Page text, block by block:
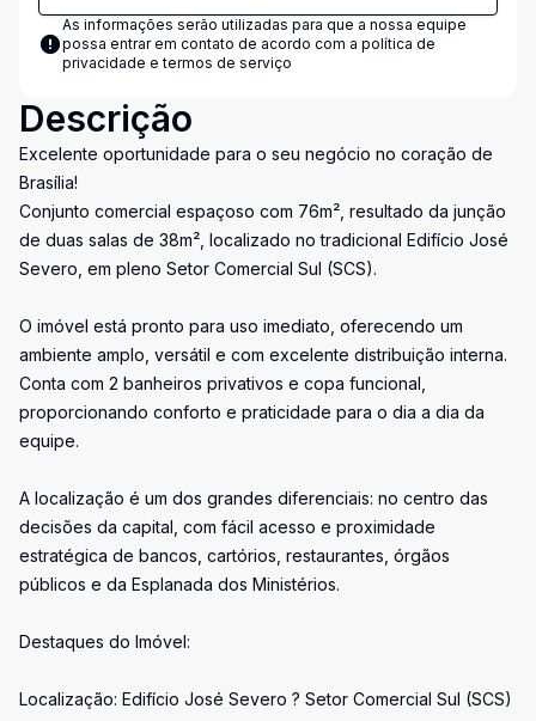
As informações serão utilizadas para que a nossa equipe
possa entrar em contato de acordo com a política de
privacidade e termos de serviço
Descrição
Excelente oportunidade para o seu negócio no coração de
Brasília!
Conjunto comercial espaçoso com 76m², resultado da junção
de duas salas de 38m², localizado no tradicional Edifício José
Severo, em pleno Setor Comercial Sul (SCS).
O imóvel está pronto para uso imediato, oferecendo um
ambiente amplo, versátil e com excelente distribuição interna.
Conta com 2 banheiros privativos e copa funcional,
proporcionando conforto e praticidade para o dia a dia da
equipe.
A localização é um dos grandes diferenciais: no centro das
decisões da capital, com fácil acesso e proximidade
estratégica de bancos, cartórios, restaurantes, órgãos
públicos e da Esplanada dos Ministérios.
Destaques do Imóvel:
Localização: Edifício José Severo ? Setor Comercial Sul (SCS)